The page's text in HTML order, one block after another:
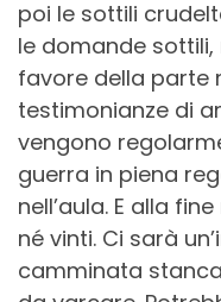
poi le sottili
le domande
favore della parte
testimonianze di
vengono
guerra in piena
nell’aula. E alla
né vinti. Ci sarà
camminata